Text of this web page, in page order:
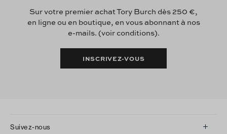
Sur votre premier achat Tory Burch dès 250 €,
en ligne ou en boutique, en vous abonnant à nos
e-mails. (voir conditions).
INSCRIVEZ-VOUS
Suivez-nous